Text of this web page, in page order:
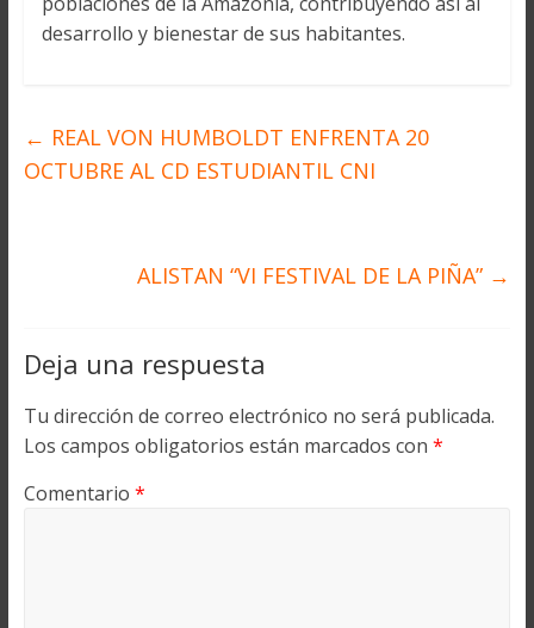
desarrollo y bienestar de sus habitantes.
← REAL VON HUMBOLDT ENFRENTA 20
OCTUBRE AL CD ESTUDIANTIL CNI
ALISTAN “VI FESTIVAL DE LA PIÑA” →
Deja una respuesta
Tu dirección de correo electrónico no será publicada.
Los campos obligatorios están marcados con *
Comentario *